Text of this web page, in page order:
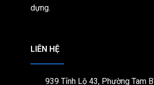
dựng.
LIÊN HỆ
939 Tỉnh Lộ 43, Phường Tam